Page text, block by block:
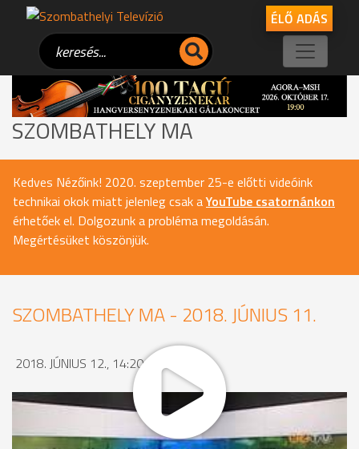
ÉLŐ ADÁS
SZOMBATHELY MA
Kedves Nézőink! 2020. szeptember 25-e előtti videóink
technikai okok miatt jelenleg csak aYouTube csatornánkon
érhetőek el. Dolgozunk a probléma megoldásán.
Megértésüket köszönjük.
SZOMBATHELY MA - 2018. JÚNIUS 11.
2018. JÚNIUS 12., 14:20
MEGOSZTÁS